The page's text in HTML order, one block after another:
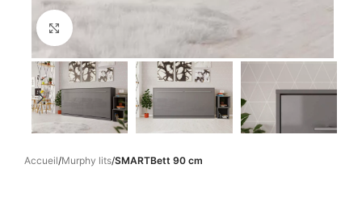
Click to enlarge
Accueil Murphy lits SMARTBett 90 cm